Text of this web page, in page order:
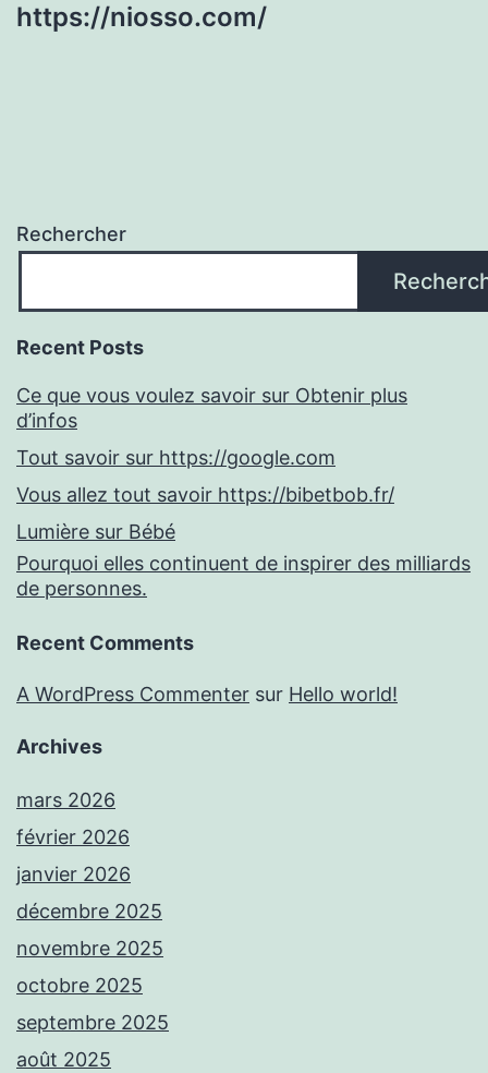
https://niosso.com/
Rechercher
Recent Posts
Ce que vous voulez savoir sur Obtenir plus
d’infos
Tout savoir sur https://google.com
Vous allez tout savoir https://bibetbob.fr/
Lumière sur Bébé
Pourquoi elles continuent de inspirer des milliards
de personnes.
Recent Comments
A WordPress Commenter sur Hello world!
Archives
mars 2026
février 2026
janvier 2026
décembre 2025
novembre 2025
octobre 2025
septembre 2025
août 2025